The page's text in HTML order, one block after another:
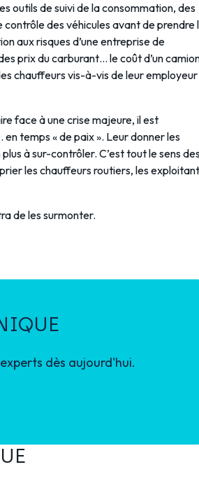
outils de suivi de la consommation, des
des véhicules avant de prendre
aux risques d’une entreprise de
prix du carburant… le coût d’un
chauffeurs vis-à-vis de leur employeur
face à une crise majeure, il est
temps « de paix ». Leur donner les
à sur-contrôler. C’est tout le sens
les chauffeurs routiers, les
de les surmonter.
dès aujourd'hui.